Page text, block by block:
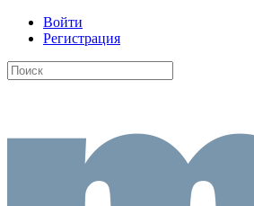
Войти
Регистрация